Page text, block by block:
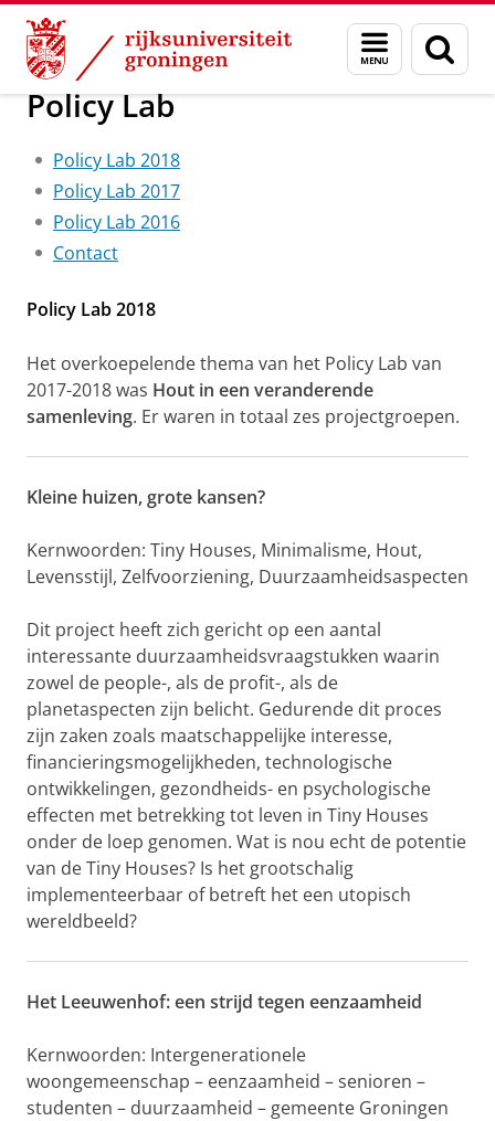
Skip
Content
Skip
Navigation
Menu
en
zoeken
Onderzoek Projects
Policy Lab
Policy Lab 2018
Policy Lab 2017
Policy Lab 2016
Contact
Policy Lab 2018
Het overkoepelende thema van het Policy Lab van
2017-2018 was Hout in een veranderende
samenleving. Er waren in totaal zes projectgroepen.
Kleine huizen, grote kansen?
Kernwoorden: Tiny Houses, Minimalisme, Hout,
Levensstijl, Zelfvoorziening, Duurzaamheidsaspecten
Dit project heeft zich gericht op een aantal
interessante duurzaamheidsvraagstukken waarin
zowel de people-, als de profit-, als de
planetaspecten zijn belicht. Gedurende dit proces
zijn zaken zoals maatschappelijke interesse,
financieringsmogelijkheden, technologische
ontwikkelingen, gezondheids- en psychologische
effecten met betrekking tot leven in Tiny Houses
onder de loep genomen. Wat is nou echt de potentie
van de Tiny Houses? Is het grootschalig
implementeerbaar of betreft het een utopisch
wereldbeeld?
Het Leeuwenhof: een strijd tegen eenzaamheid
Kernwoorden: Intergenerationele
woongemeenschap – eenzaamheid – senioren –
studenten – duurzaamheid – gemeente Groningen